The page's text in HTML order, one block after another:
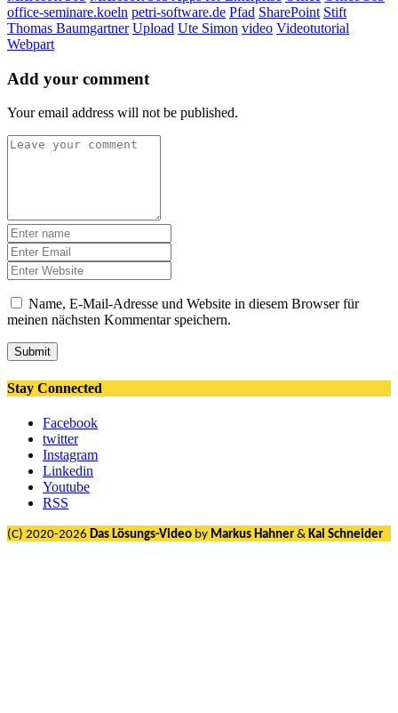
office-seminare.koeln petri-software.de Pfad SharePoint Stift
Thomas Baumgartner Upload Ute Simon video Videotutorial
Webpart
Add your comment
Your email address will not be published.
Name, E-Mail-Adresse und Website in diesem Browser für
meinen nächsten Kommentar speichern.
Submit
Stay Connected
Facebook
twitter
Instagram
Linkedin
Youtube
RSS
(C) 2020-2026 Das Lösungs-Video by Markus Hahner & Kai Schneider